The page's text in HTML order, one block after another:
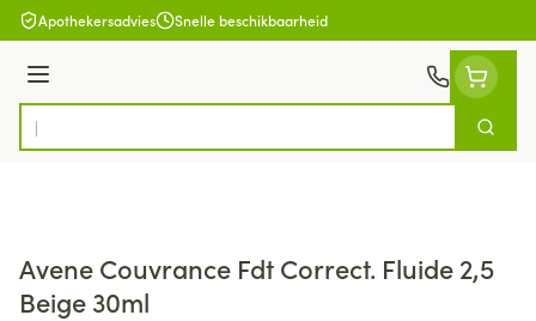
Ga naar de inhoud
Apothekersadvies Snelle beschikbaarheid
Menu
Product, merk, categorie...
Zoek
Avene Couvrance Fdt Correct. Fluide 2,5
Beige 30ml